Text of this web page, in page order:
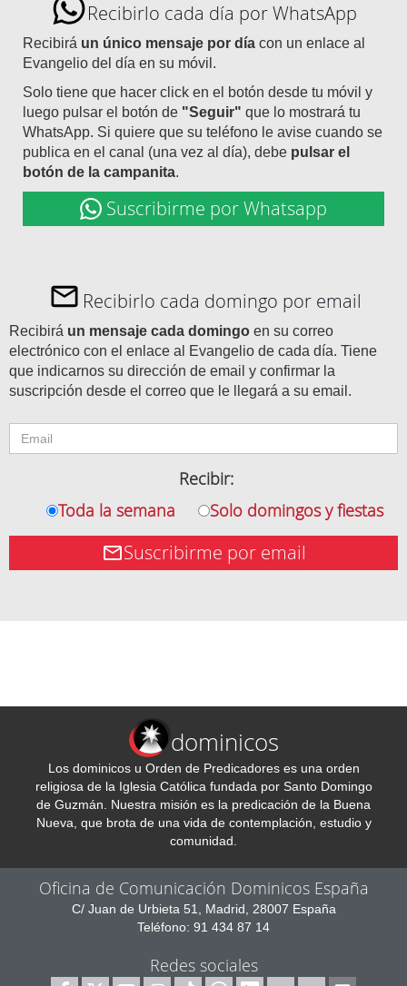
Recibirlo cada día por WhatsApp
Recibirá un único mensaje por día con un enlace al
Evangelio del día en su móvil.
Solo tiene que hacer click en el botón desde tu móvil y
luego pulsar el botón de "Seguir" que lo mostrará tu
WhatsApp. Si quiere que su teléfono le avise cuando se
publica en el canal (una vez al día), debe pulsar el
botón de la campanita.
Suscribirme por Whatsapp
Recibirlo cada domingo por email
Recibirá un mensaje cada domingo en su correo
electrónico con el enlace al Evangelio de cada día. Tiene
que indicarnos su dirección de email y confirmar la
suscripción desde el correo que le llegará a su email.
Recibir:
Toda la semana
Solo domingos y fiestas
Suscribirme por email
dominicos
Los dominicos u Orden de Predicadores es una orden
religiosa de la Iglesia Católica fundada por Santo Domingo
de Guzmán. Nuestra misión es la predicación de la Buena
Nueva, que brota de una vida de contemplación, estudio y
comunidad.
Oficina de Comunicación Dominicos España
C/ Juan de Urbieta 51, Madrid, 28007 España
Teléfono: 91 434 87 14
Redes sociales